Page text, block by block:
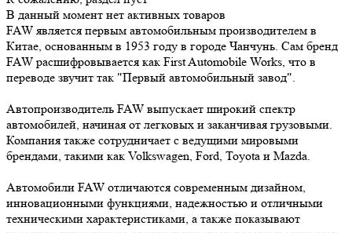
В данный момент нет активных товаров
FAW является первым автомобильным производителем в
Китае, основанным в 1953 году в городе Чанчунь. Сам бренд
FAW расшифровывается как First Automobile Works, что в
переводе звучит так "Первый автомобильный завод".
Автопроизводитель FAW выпускает широкий спектр
автомобилей, начиная от легковых и заканчивая грузовыми.
Компания также сотрудничает с ведущими мировыми
брендами, такими как Volkswagen, Ford, Toyota и Mazda.
Автомобили FAW отличаются современным дизайном,
инновационными функциями, надежностью и отличными
техническими характеристиками, а также показывают